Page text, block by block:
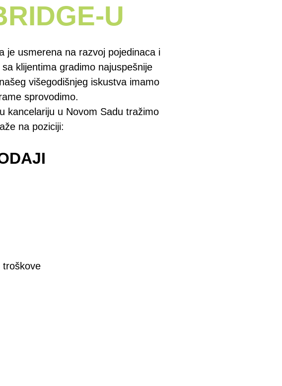
U
je usmerena na razvoj pojedinaca i
klijentima gradimo najuspešnije
višegodišnjeg iskustva imamo
sprovodimo.
kancelariju u Novom Sadu tražimo
na poziciji:
troškove